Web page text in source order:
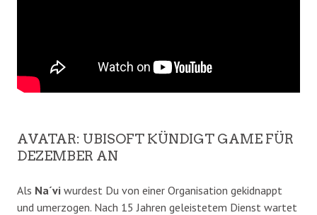
AVATAR: UBISOFT KÜNDIGT GAME FÜR
DEZEMBER AN
Als Na´vi wurdest Du von einer Organisation gekidnappt
und umerzogen. Nach 15 Jahren geleistetem Dienst wartet